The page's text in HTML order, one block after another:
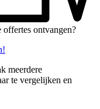
ontvangen?
meerdere
te vergelijken en